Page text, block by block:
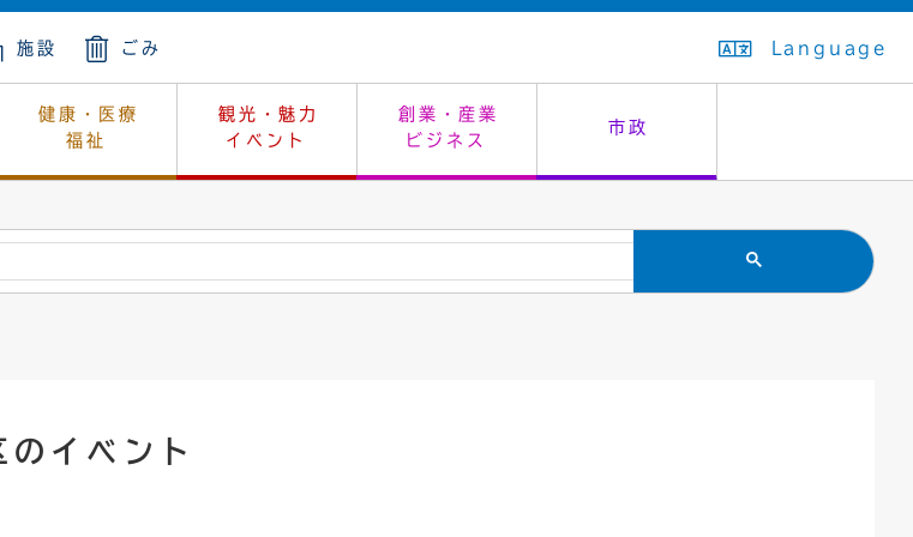
施設 ごみ Language
健康・医療
福祉
観光・魅力
イベント
創業・産業
ビジネス
市政
上下水道 生活排水
消費生活 市民安全
住所変更
生涯学習 教育委員会
幼稚園一覧 入学式・卒業式
休日当番医 救急・夜間診療
感染症
レジャー・スポーツ 施設予約（まつぼっくり）
よう、ハマライフ はたちの集い
土地 指定管理者制度
環境対策 公共事業の技術監理
市長の部屋 議会
選挙 オープンデータ
監査
イベント